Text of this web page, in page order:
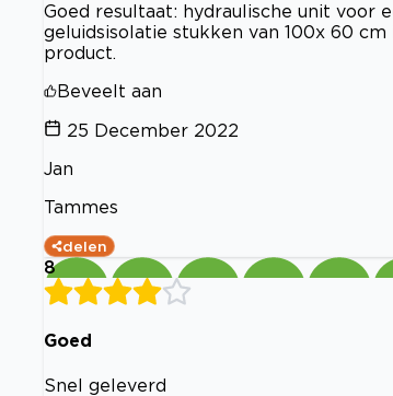
Goed resultaat: hydraulische unit voor
geluidsisolatie stukken van 100x 60
product.
Beveelt aan
25 December 2022
Jan
Tammes
delen
8
Goed
Snel geleverd